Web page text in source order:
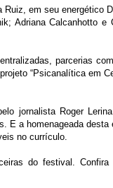
em seu energético
Adriana Calcanhotto e
parcerias
“Psicanalítica em
jornalista Roger
E a homenageada desta
no currículo.
do festival.